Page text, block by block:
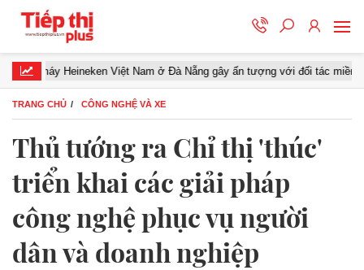
Heineken Việt Nam ở Đà Nẵng gây ấn tượng với đối tác miền Trung
TRANG CHỦ CÔNG NGHỆ VÀ XE
Thủ tướng ra Chỉ thị 'thúc'
triển khai các giải pháp
công nghệ phục vụ người
dân và doanh nghiệp